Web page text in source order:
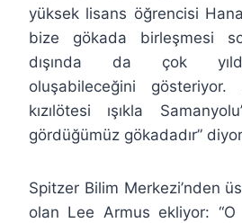
yüksek lisans öğrencisi
bize gökada birleşmesi
dışında da çok
oluşabileceğini gösteriyor.
kızılötesi ışıkla
gördüğümüz gökadadır”
Spitzer Bilim Merkezi’nden
olan Lee Armus ekliyor: